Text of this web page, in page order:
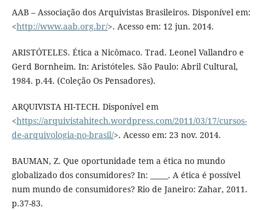
AAB – Associação dos Arquivistas Brasileiros. Disponível em:
<http://www.aab.org.br/>. Acesso em: 12 jun. 2014.
ARISTÓTELES. Ética a Nicômaco. Trad. Leonel Vallandro e
Gerd Bornheim. In: Aristóteles. São Paulo: Abril Cultural,
1984. p.44. (Coleção Os Pensadores).
ARQUIVISTA HI-TECH. Disponível em
<https://arquivistahitech.wordpress.com/2011/03/17/cursos-
de-arquivologia-no-brasil/>. Acesso em: 23 nov. 2014.
BAUMAN, Z. Que oportunidade tem a ética no mundo
globalizado dos consumidores? In: _____. A ética é possível
num mundo de consumidores? Rio de Janeiro: Zahar, 2011.
p.37-83.